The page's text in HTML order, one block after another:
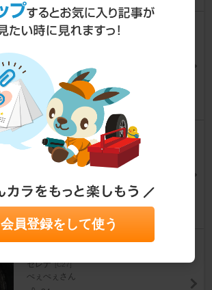
多走行エンジンのタペット音
ぽんぽこ34さん
セレナ C27 T16 バックランプ L
ED 交換 取付
株式会社シェアスタイルさん
27
スライドドアサイドパネル交換
セレナ [C27]
ぺぇぺぇさん
会員登録をして使う